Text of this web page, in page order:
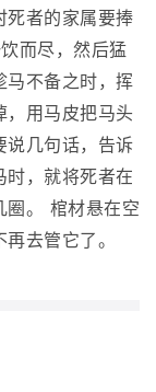
死者的家属要捧
而尽，然后猛
马不备之时，挥
，用马皮把马头
说几句话，告诉
时，就将死者在
圈。 棺材悬在空
去管它了。